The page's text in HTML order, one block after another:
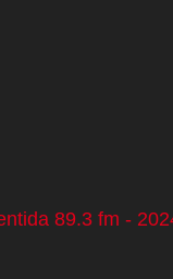
89.3 fm -